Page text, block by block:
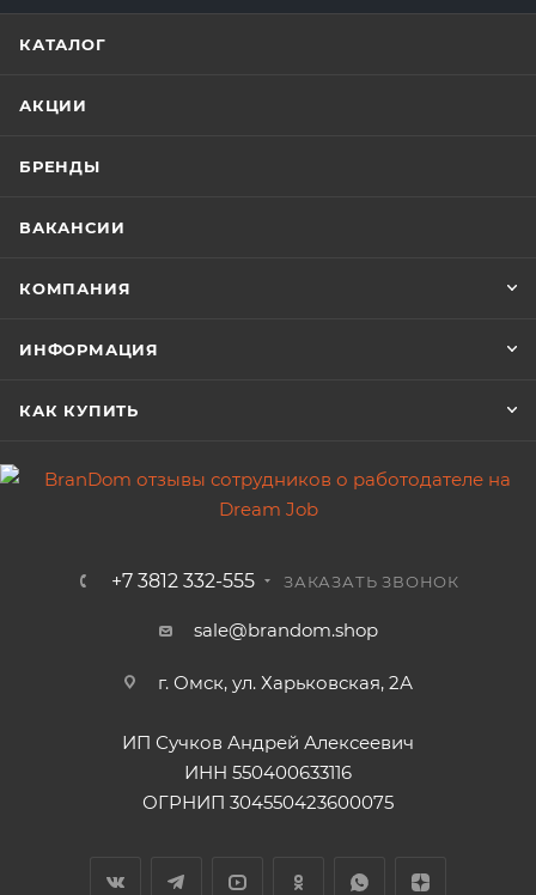
КАТАЛОГ
АКЦИИ
БРЕНДЫ
ВАКАНСИИ
КОМПАНИЯ
ИНФОРМАЦИЯ
КАК КУПИТЬ
+7 3812 332-555 ЗАКАЗАТЬ ЗВОНОК
sale@brandom.shop
г. Омск, ул. Харьковская, 2А
ИП Сучков Андрей Алексеевич
ИНН 550400633116
ОГРНИП 304550423600075